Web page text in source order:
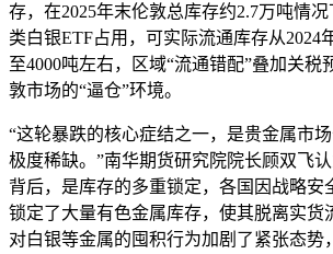
存，在2025年末伦敦总库存约2.7万吨情
类白银ETF占用，可实际流通库存从2024
至4000吨左右，区域“流通错配”叠加关税
敦市场的“逼仓”环境。
“这轮暴跌的核心症结之一，是贵金属市
极度稀缺。”南华期货研究院院长顾双飞
背后，是库存的多重锁定，各国因战略安
锁定了大量有色金属库存，使其脱离实货
对白银等金属的囤积行为加剧了紧张态势